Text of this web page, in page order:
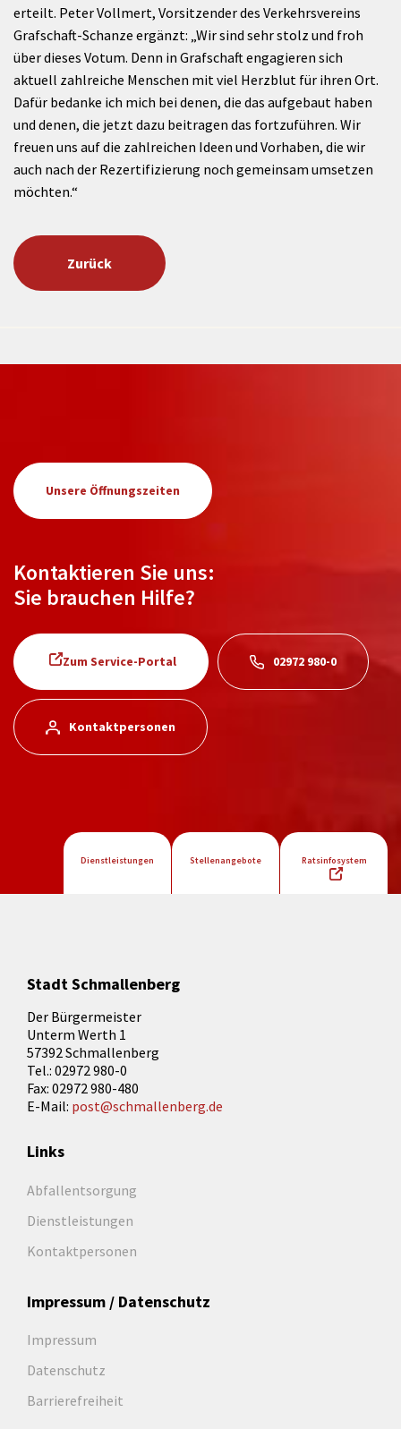
erteilt. Peter Vollmert, Vorsitzender des Verkehrsvereins
Grafschaft-Schanze ergänzt: „Wir sind sehr stolz und froh
über dieses Votum. Denn in Grafschaft engagieren sich
aktuell zahlreiche Menschen mit viel Herzblut für ihren Ort.
Dafür bedanke ich mich bei denen, die das aufgebaut haben
und denen, die jetzt dazu beitragen das fortzuführen. Wir
freuen uns auf die zahlreichen Ideen und Vorhaben, die wir
auch nach der Rezertifizierung noch gemeinsam umsetzen
möchten.“
Zurück
Unsere Öffnungszeiten
Kontaktieren Sie uns:
Sie brauchen Hilfe?
Zum Service-Portal 02972 980-0
Kontaktpersonen
Dienstleistungen Stellenangebote Ratsinfosystem
Stadt Schmallenberg
Der Bürgermeister
Unterm Werth 1
57392 Schmallenberg
Tel.: 02972 980-0
Fax: 02972 980-480
E-Mail: post@schmallenberg.de
Links
Abfallentsorgung
Dienstleistungen
Kontaktpersonen
Impressum / Datenschutz
Impressum
Datenschutz
Barrierefreiheit